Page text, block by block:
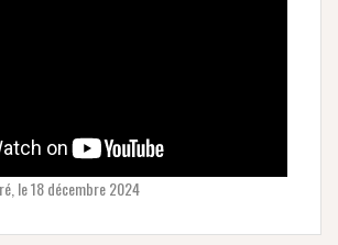
le 18 décembre 2024